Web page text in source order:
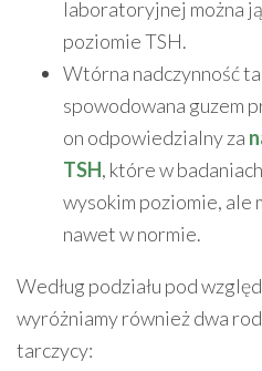
laboratoryjnej można
poziomie TSH.
Wtórna nadczynność
spowodowana guzem
on odpowiedzialny za
TSH, które w
wysokim poziomie, ale
nawet w normie.
Według podziału pod
wyróżniamy również dwa
tarczycy: